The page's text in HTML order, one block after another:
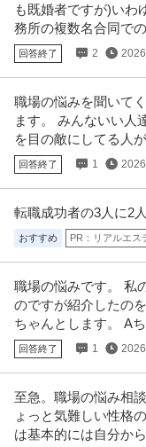
も既婚者ですが)いわ
務所の複数名合同で
回答終了 2
職場の悩みを聞いて
ます。 みんないい人
を目の敵にしてる人
回答終了 1
転職成功者の3人に2
おすすめ PR：リアルエス
職場の悩みです。 私
のですが紹介したの
ちゃんとします。 A
回答終了 1
至急。職場の悩み相
ょっと気難しい性格
は基本的には自分か